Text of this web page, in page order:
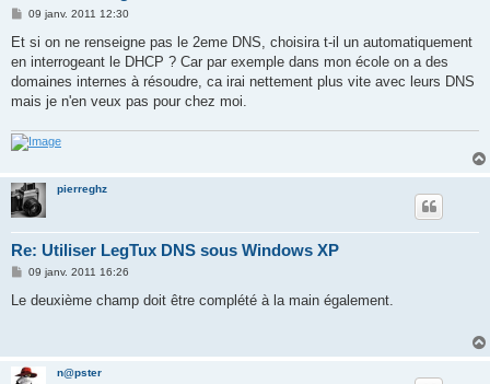
M
s
a
g
09 janv. 2011 12:30
Et si on ne renseigne pas le 2eme DNS, choisira t-il un automatiquement
en interrogeant le DHCP ? Car par exemple dans mon école on a des
domaines internes à résoudre, ca irai nettement plus vite avec leurs DNS
mais je n'en veux pas pour chez moi.
pierreghz
Re: Utiliser LegTux DNS sous Windows XP
M
s
09 janv. 2011 16:26
Le deuxième champ doit être complété à la main également.
n@pster